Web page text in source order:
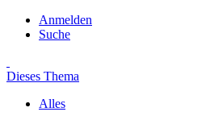
Anmelden
Suche
Dieses Thema
Alles